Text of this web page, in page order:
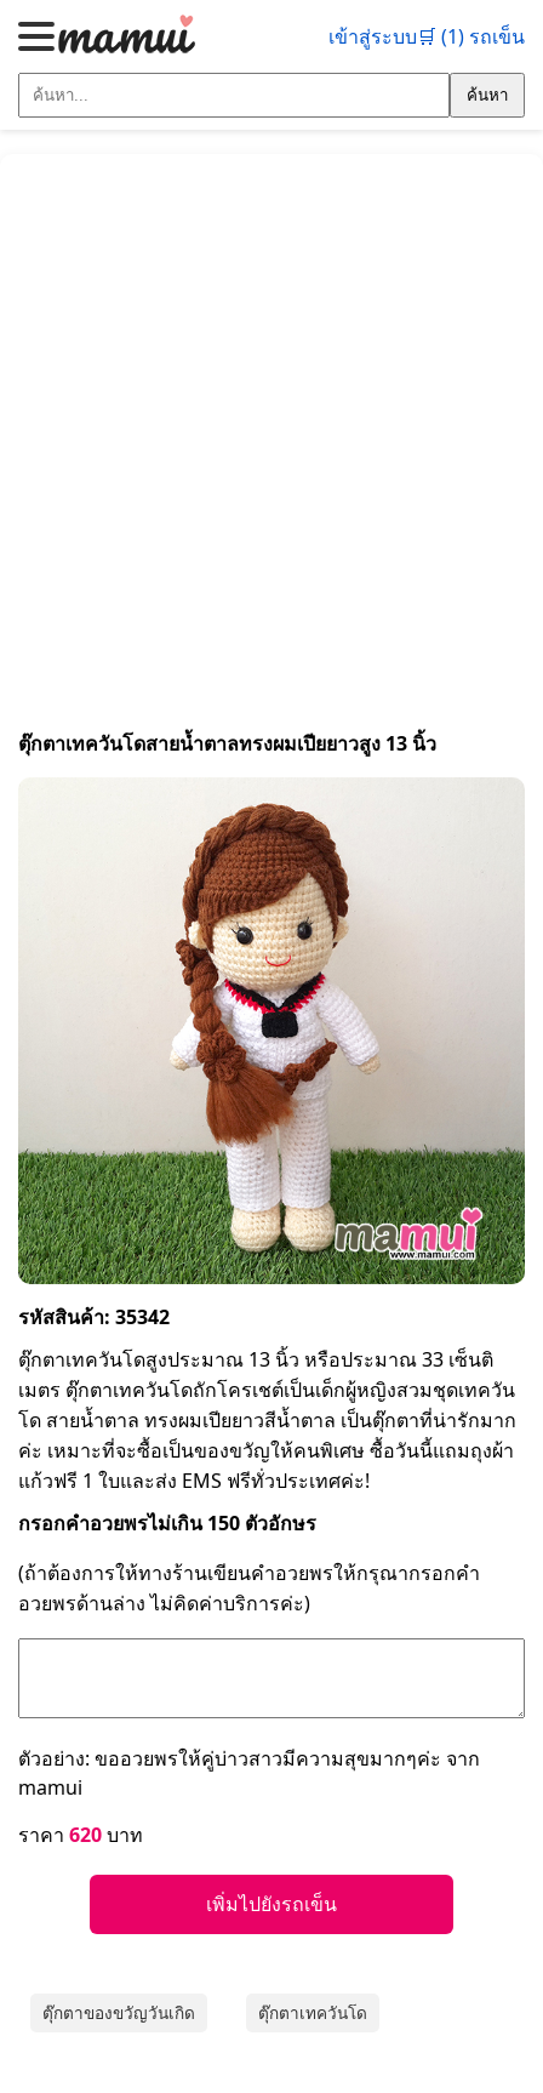
เข้าสู่ระบบ🛒 (1) รถเข็น
ค้นหา
ตุ๊กตาเทควันโดสายน้ำตาลทรงผมเปียยาวสูง 13 นิ้ว
รหัสสินค้า: 35342
ตุ๊กตาเทควันโดสูงประมาณ 13 นิ้ว หรือประมาณ 33 เซ็นติ
เมตร ตุ๊กตาเทควันโดถักโครเชต์เป็นเด็กผู้หญิงสวมชุดเทควัน
โด สายน้ำตาล ทรงผมเปียยาวสีน้ำตาล เป็นตุ๊กตาที่น่ารักมาก
ค่ะ เหมาะที่จะซื้อเป็นของขวัญให้คนพิเศษ ซื้อวันนี้แถมถุงผ้า
แก้วฟรี 1 ใบและส่ง EMS ฟรีทั่วประเทศค่ะ!
กรอกคำอวยพรไม่เกิน 150 ตัวอักษร
(ถ้าต้องการให้ทางร้านเขียนคำอวยพรให้กรุณากรอกคำ
อวยพรด้านล่าง ไม่คิดค่าบริการค่ะ)
ตัวอย่าง: ขออวยพรให้คู่บ่าวสาวมีความสุขมากๆค่ะ จาก
mamui
ราคา 620บาท
เพิ่มไปยังรถเข็น
ตุ๊กตาของขวัญวันเกิด ตุ๊กตาเทควันโด